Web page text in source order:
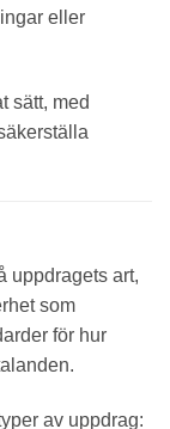
eller
sätt, med
uppdragets art,
som
för hur
av uppdrag: